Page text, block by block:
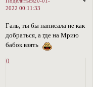
2022 00:11:33
Галь, ты бы написала не как
добраться, а где на Мрию
бабок взять
0